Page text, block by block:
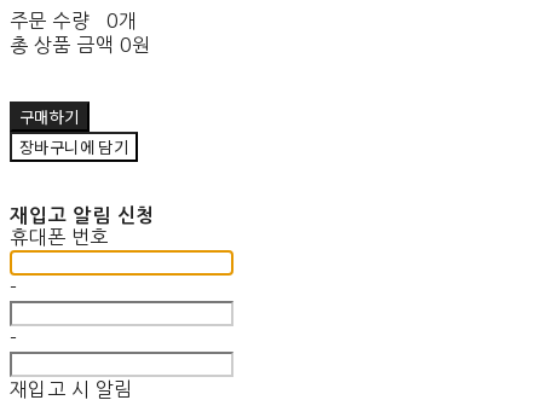
주문 수량
0개
총 상품 금액 0원
구매하기
장바구니에 담기
재입고 알림 신청
휴대폰 번호
-
-
재입고 시 알림